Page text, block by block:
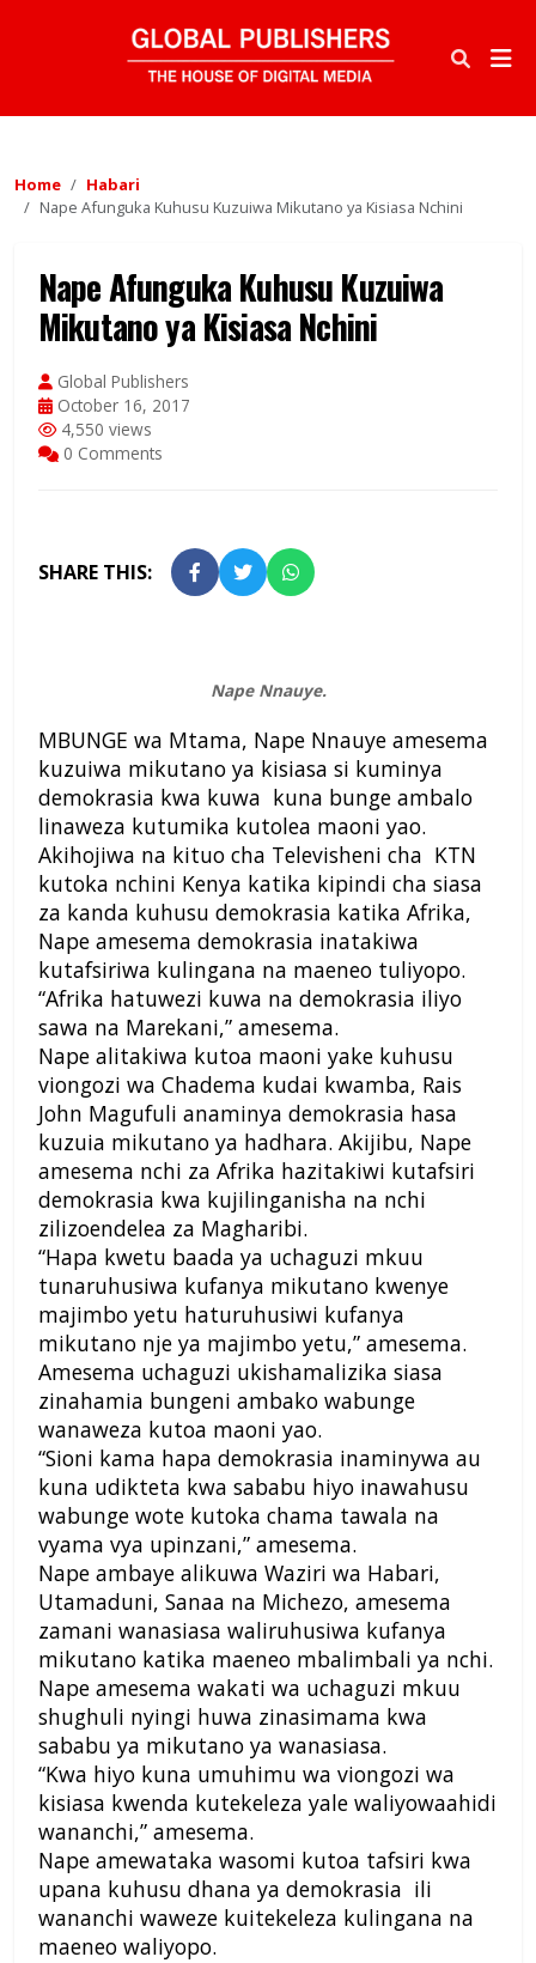
Home
Habari
Nape Afunguka Kuhusu Kuzuiwa Mikutano ya Kisiasa Nchini
Nape Afunguka Kuhusu Kuzuiwa
Mikutano ya Kisiasa Nchini
Global Publishers
October 16, 2017
4,550 views
0 Comments
SHARE THIS:
Nape Nnauye.
MBUNGE wa Mtama, Nape Nnauye amesema
kuzuiwa mikutano ya kisiasa si kuminya
demokrasia kwa kuwa kuna bunge ambalo
linaweza kutumika kutolea maoni yao.
Akihojiwa na kituo cha Televisheni cha KTN
kutoka nchini Kenya katika kipindi cha siasa
za kanda kuhusu demokrasia katika Afrika,
Nape amesema demokrasia inatakiwa
kutafsiriwa kulingana na maeneo tuliyopo.
“Afrika hatuwezi kuwa na demokrasia iliyo
sawa na Marekani,” amesema.
Nape alitakiwa kutoa maoni yake kuhusu
viongozi wa Chadema kudai kwamba, Rais
John Magufuli anaminya demokrasia hasa
kuzuia mikutano ya hadhara. Akijibu, Nape
amesema nchi za Afrika hazitakiwi kutafsiri
demokrasia kwa kujilinganisha na nchi
zilizoendelea za Magharibi.
“Hapa kwetu baada ya uchaguzi mkuu
tunaruhusiwa kufanya mikutano kwenye
majimbo yetu haturuhusiwi kufanya
mikutano nje ya majimbo yetu,” amesema.
Amesema uchaguzi ukishamalizika siasa
zinahamia bungeni ambako wabunge
wanaweza kutoa maoni yao.
“Sioni kama hapa demokrasia inaminywa au
kuna udikteta kwa sababu hiyo inawahusu
wabunge wote kutoka chama tawala na
vyama vya upinzani,” amesema.
Nape ambaye alikuwa Waziri wa Habari,
Utamaduni, Sanaa na Michezo, amesema
zamani wanasiasa waliruhusiwa kufanya
mikutano katika maeneo mbalimbali ya nchi.
Nape amesema wakati wa uchaguzi mkuu
shughuli nyingi huwa zinasimama kwa
sababu ya mikutano ya wanasiasa.
“Kwa hiyo kuna umuhimu wa viongozi wa
kisiasa kwenda kutekeleza yale waliyowaahidi
wananchi,” amesema.
Nape amewataka wasomi kutoa tafsiri kwa
upana kuhusu dhana ya demokrasia ili
wananchi waweze kuitekeleza kulingana na
maeneo waliyopo.